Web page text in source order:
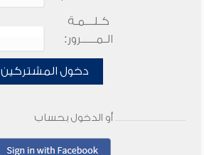
كـلـــمـة
الـمـــــرور:
دخول المشتركين
أو الدخول بحساب